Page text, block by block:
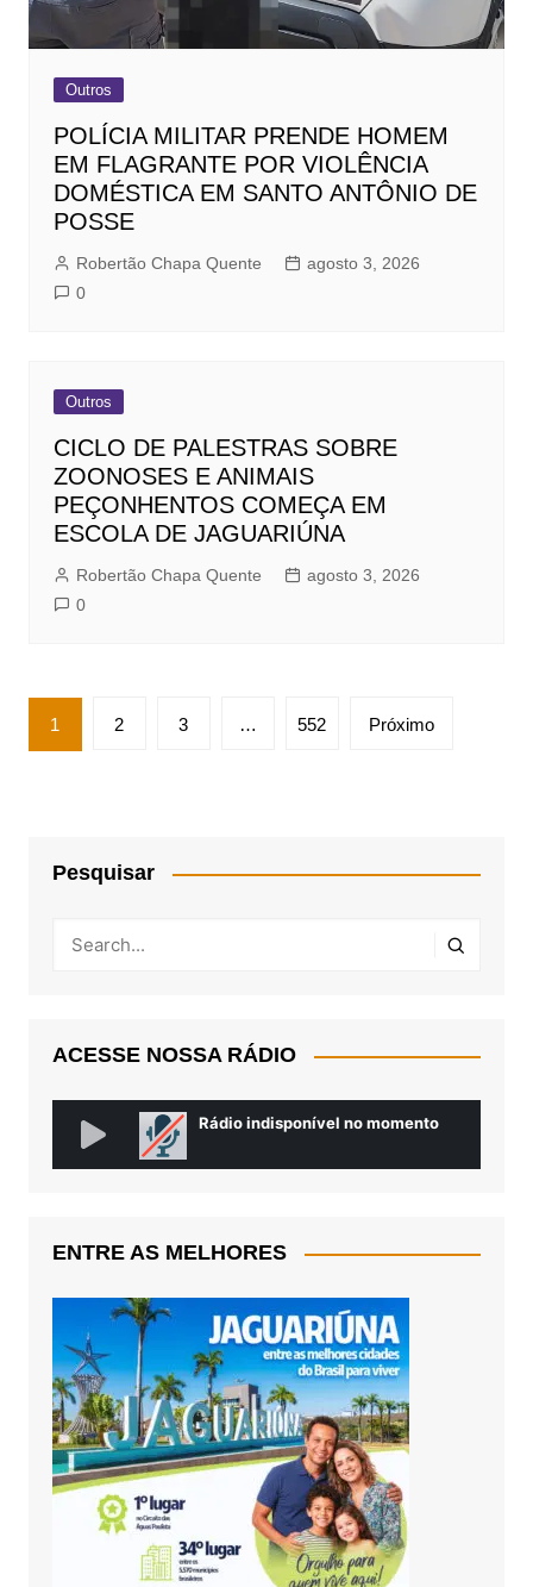
Outros
POLÍCIA MILITAR PRENDE HOMEM
EM FLAGRANTE POR VIOLÊNCIA
DOMÉSTICA EM SANTO ANTÔNIO DE
POSSE
Robertão Chapa Quente
agosto 3, 2026
0
Outros
CICLO DE PALESTRAS SOBRE
ZOONOSES E ANIMAIS
PEÇONHENTOS COMEÇA EM
ESCOLA DE JAGUARIÚNA
Robertão Chapa Quente
agosto 3, 2026
0
Paginação
de
1 2 3 … 552 Próximo
Pesquisar
ACESSE NOSSA RÁDIO
ENTRE AS MELHORES